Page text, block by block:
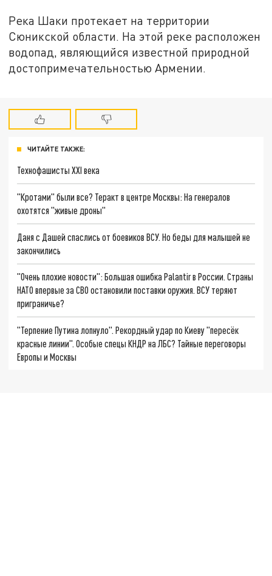
Река Шаки протекает на территории
Сюникской области. На этой реке расположен
водопад, являющийся известной природной
достопримечательностью Армении.
ЧИТАЙТЕ ТАКЖЕ:
Технофашисты XXI века
"Кротами" были все? Теракт в центре Москвы: На генералов
охотятся "живые дроны"
Даня с Дашей спаслись от боевиков ВСУ. Но беды для малышей не
закончились
"Очень плохие новости": Большая ошибка Palantir в России. Страны
НАТО впервые за СВО остановили поставки оружия. ВСУ теряют
приграничье?
"Терпение Путина лопнуло". Рекордный удар по Киеву "пересёк
красные линии". Особые спецы КНДР на ЛБС? Тайные переговоры
Европы и Москвы